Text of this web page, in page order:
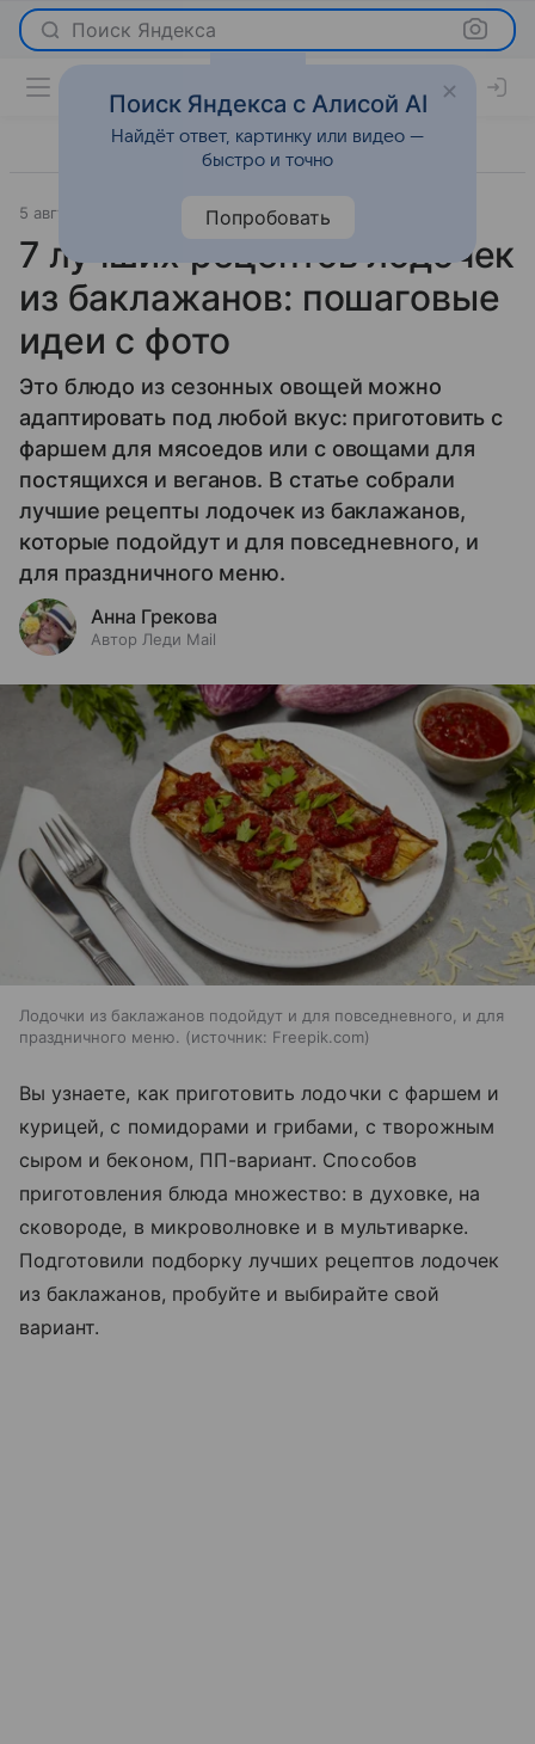
Поиск Яндекса
5 августа 2025 Рецепты
7 лучших рецептов лодочек
из баклажанов: пошаговые
идеи с фото
Это блюдо из сезонных овощей можно
адаптировать под любой вкус: приготовить с
фаршем для мясоедов или с овощами для
постящихся и веганов. В статье собрали
лучшие рецепты лодочек из баклажанов,
которые подойдут и для повседневного, и
для праздничного меню.
Анна Грекова
Автор Леди Mail
Лодочки из баклажанов подойдут и для повседневного, и для
праздничного меню.
источник: Freepik.com
Вы узнаете, как приготовить лодочки с фаршем и
курицей, с помидорами и грибами, с творожным
сыром и беконом, ПП-вариант. Способов
приготовления блюда множество: в духовке, на
сковороде, в микроволновке и в мультиварке.
Подготовили подборку лучших рецептов лодочек
из баклажанов, пробуйте и выбирайте свой
вариант.
Поиск Яндекса с Алисой AI
Найдёт ответ, картинку или видео —
быстро и точно
Попробовать